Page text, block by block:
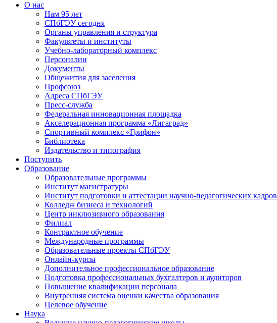
О нас
Нам 95 лет
СПбГЭУ сегодня
Органы управления и структура
Факультеты и институты
Учебно-лабораторный комплекс
Персоналии
Документы
Общежития для заселения
Профсоюз
Адреса СПбГЭУ
Пресс-служба
Федеральная инновационная площадка
Акселерационная программа «Лигаград»­­
Спортивный комплекс «Грифон»
Библиотека
Издательство и типография
Поступить
Образование
Образовательные программы
Институт магистратуры
Институт подготовки и аттестации научно-педагогических кадров
Колледж бизнеса и технологий
Центр инклюзивного образования
Филиал
Контрактное обучение
Международные программы
Образовательные проекты СПбГЭУ
Онлайн-курсы
Дополнительное профессиональное образование
Подготовка профессиональных бухгалтеров и аудиторов
Повышение квалификации персонала
Внутренняя система оценки качества образования
Целевое обучение
Наука